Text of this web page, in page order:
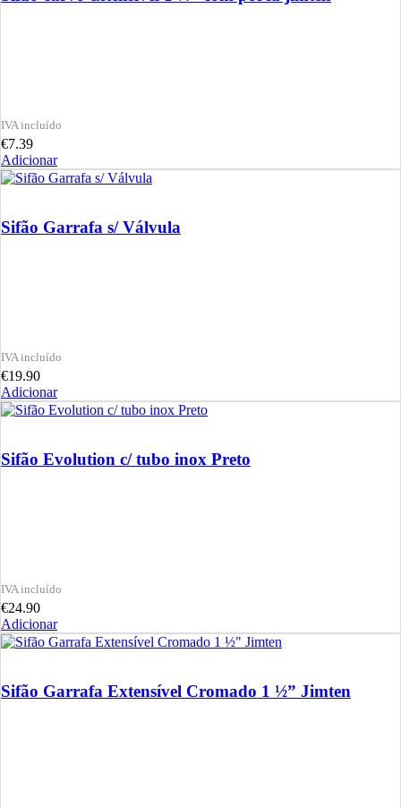
€7.39
Adicionar
Sifão Garrafa s/ Válvula
€19.90
Adicionar
Sifão Evolution c/ tubo inox Preto
€24.90
Adicionar
Sifão Garrafa Extensível Cromado 1 ½” Jimten